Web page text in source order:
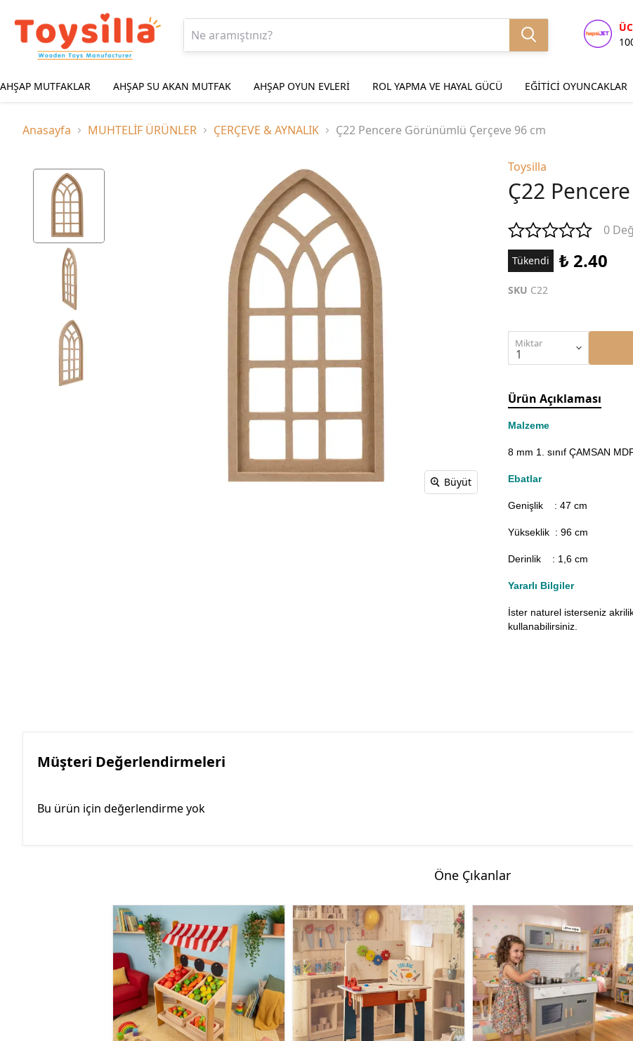
AHŞAP MUTFAKLAR AHŞAP SU AKAN MUTFAK AHŞAP OYUN EVLERİ ROL YAPMA VE HAYAL GÜCÜ EĞİTİCİ OYUNCAKLAR
Anasayfa MUHTELİF ÜRÜNLER ÇERÇEVE & AYNALIK Ç22 Pencere Görünümlü Çerçeve 96 cm
Büyüt
Toysilla
Ç22
0
Tükendi ₺ 2.40
SKU C22
Miktar
Ürün Açıklaması
Malzeme
8 mm 1. sınıf ÇAMSAN
Ebatlar
Genişlik : 47cm
Yükseklik : 96 cm
Derinlik : 1,6 cm
Yararlı Bilgiler
İster naturel isterseniz
kullanabilirsiniz.
Müşteri Değerlendirmeleri
Bu ürün için değerlendirme yok
Öne Çıkanlar